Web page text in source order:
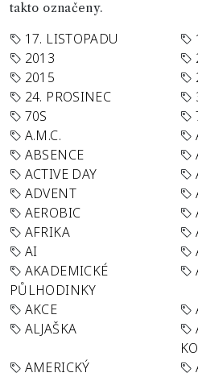
takto označeny.
17. LISTOPADU
2013
2015
24. PROSINEC
70S
A.M.C.
ABSENCE
ACTIVE DAY
ADVENT
AEROBIC
AFRIKA
AI
AKADEMICKÉ
PŮLHODINKY
AKCE
ALJAŠKA
AMERICKÝ